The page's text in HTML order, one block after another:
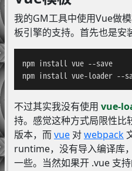
我的GM工具中使用Vue做
板引擎的支持。首先也是安
npm install vue --save
npm install vue-loader --
不过其实我没有使用 vue-
持。感觉这种方式局限性比
版本，而vue对webpack
runtime，没有导入编译库
一些。当然如果开 .vue 支